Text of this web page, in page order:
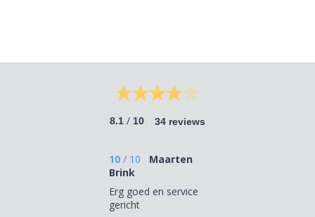
8.1 / 10 34 reviews
10 / 10
Maarten
Brink
Erg goed en service
gericht